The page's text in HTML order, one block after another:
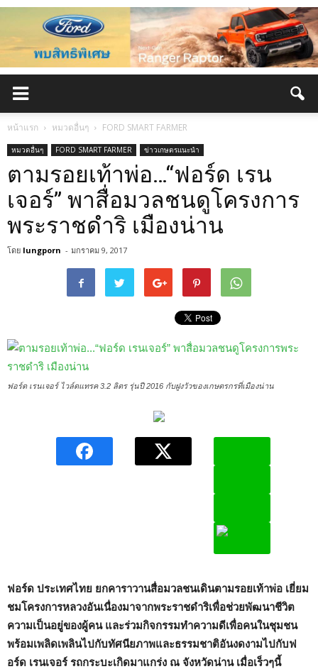
หน้าแรก หมวดอื่นๆ FORD SMART FARMER
หมวดอื่นๆ FORD SMART FARMER ข่าวเกษตรแนะนำ
ตามรอยเท้าพ่อ…“ฟอร์ด เรน
เจอร์” พาสื่อมวลชนดูโครงการ
พระราชดำริ เมืองน่าน
โดย lungporn - มกราคม 9, 2017
ฟอร์ด เรนเจอร์ ไวล์ดแทรค 3.2 ลิตร รุ่นปี 2016 กับฝูงวัวของเกษตรกรที่เมืองน่าน
ฟอร์ด ประเทศไทย ยกคาราวานสื่อมวลชนเดินตามรอยเท้าพ่อ เยี่ยม
ชมโครงการหลวงอันเนื่องมาจากพระราชดำริเพื่อช่วยพัฒนาชีวิต
ความเป็นอยู่ของผู้คน และร่วมกิจกรรมทำความดีเพื่อคนในชุมชน
พร้อมเพลิดเพลินไปกับทัศนียภาพและธรรมชาติอันงดงามไปกับฟ
อร์ด เรนเจอร์ รถกระบะเกิดมาแกร่ง ณ จังหวัดน่าน เมื่อเร็วๆนี้